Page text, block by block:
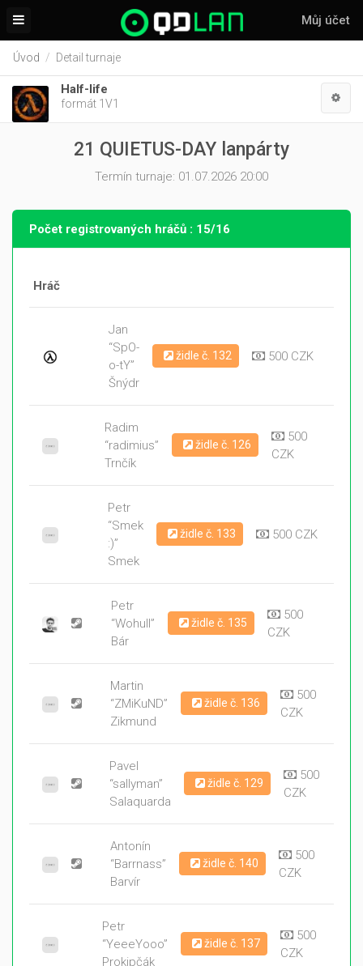
Můj účet
Úvod Detail turnaje
Half-life
formát 1V1
21 QUIETUS-DAY lanpárty
Termín turnaje: 01.07.2026 20:00
Počet registrovaných hráčů : 15/16
Hráč
Jan
“SpO-
o-tY”
Šnýdr
židle č. 132 500 CZK
Radim
“radimius”
Trnčík
židle č. 126
500
CZK
Petr
“Smek
:)”
Smek
židle č. 133 500 CZK
Petr
“Wohull”
Bár
židle č. 135
500
CZK
Martin
“ZMiKuND”
Zikmund
židle č. 136
500
CZK
Pavel
“sallyman”
Salaquarda
židle č. 129
500
CZK
Antonín
“Barrnass”
Barvír
židle č. 140
500
CZK
Petr
“YeeeYooo”
Prokipčák
židle č. 137
500
CZK